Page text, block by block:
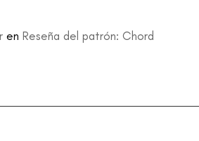
en Reseña del patrón: Chord